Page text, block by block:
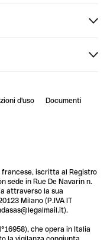
organizzare...
d'uso Documenti
iscritta al Registro
sede in Rue De Navarin n.
attraverso la sua
Milano (P.IVA IT
che opera in Italia